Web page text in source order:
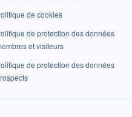
de cookies
de protection des données
et visiteurs
de protection des données